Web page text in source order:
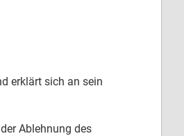
erklärt sich an sein
Ablehnung des